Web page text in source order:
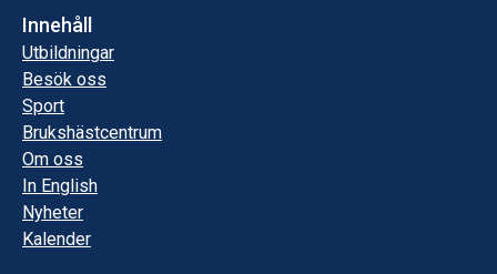
Innehåll
Utbildningar
Besök oss
Sport
Brukshästcentrum
Om oss
In English
Nyheter
Kalender